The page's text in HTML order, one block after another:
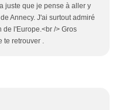
juste que je pense à aller y
Annecy. J'ai surtout admiré
de l'Europe.<br /> Gros
te retrouver .